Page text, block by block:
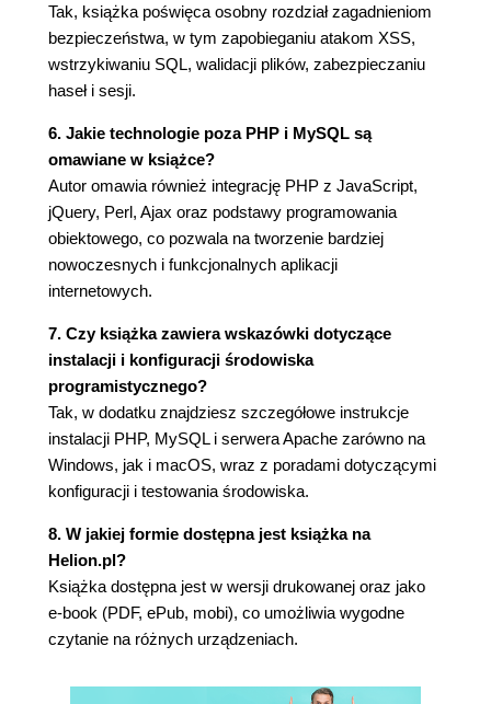
Typy błędów i ich usuwanie 270
Wyświetlanie błędów PHP 276
Sterowanie raportowaniem błędów PHP 278
Tworzenie własnych funkcji obsługi błędów 281
Techniki usuwania błędów z kodu PHP 286
Techniki usuwania błędów SQL i MySQL 290
Podsumowanie i kontynuacja 292
Rozdział 9. PHP i MySQL 293
Modyfikacja szablonu 294
Nawiązywanie połączenia z serwerem MySQL
296
Wykonywanie prostych zapytań 301
Odczytywanie wyników zapytania 310
Bezpieczeństwo zapytań 314
Zliczanie zwróconych rekordów 319
Aktualizacja rekordów w PHP 322
Podsumowanie i kontynuacja 330
Rozdział 10. Popularne techniki programistyczne
331
Przekazywanie wartości do skryptu 332
Stosowanie ukrytych pól formularzy 336
Edycja istniejących rekordów 342
Stronicowanie wyników zapytań 349
Podsumowanie i kontynuacja 362
Tak, książka poświęca osobny rozdział zagadnieniom
bezpieczeństwa, w tym zapobieganiu atakom XSS,
wstrzykiwaniu SQL, walidacji plików, zabezpieczaniu
haseł i sesji.
6. Jakie technologie poza PHP i MySQL są
omawiane w książce?
Autor omawia również integrację PHP z JavaScript,
jQuery, Perl, Ajax oraz podstawy programowania
obiektowego, co pozwala na tworzenie bardziej
nowoczesnych i funkcjonalnych aplikacji
internetowych.
7. Czy książka zawiera wskazówki dotyczące
instalacji i konfiguracji środowiska
programistycznego?
Tak, w dodatku znajdziesz szczegółowe instrukcje
instalacji PHP, MySQL i serwera Apache zarówno na
Windows, jak i macOS, wraz z poradami dotyczącymi
konfiguracji i testowania środowiska.
8. W jakiej formie dostępna jest książka na
Helion.pl?
Książka dostępna jest w wersji drukowanej oraz jako
e-book (PDF, ePub, mobi), co umożliwia wygodne
czytanie na różnych urządzeniach.